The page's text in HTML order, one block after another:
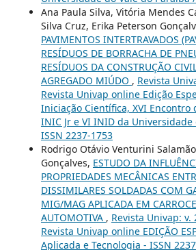
Ana Paula Silva, Vitória Mendes
Silva Cruz, Erika Peterson
PAVIMENTOS INTERTRAVADOS
RESÍDUOS DE BORRACHA DE
RESÍDUOS DA CONSTRUÇÃO
AGREGADO MIÚDO , Revista
Revista Univap online Edição
Iniciação Científica, XVI Encontro
INIC Jr e VI INID da
ISSN 2237-1753
Rodrigo Otávio Venturini
Gonçalves, ESTUDO DA
PROPRIEDADES MECÂNICAS
DISSIMILARES SOLDADAS COM
MIG/MAG APLICADA EM
AUTOMOTIVA , Revista Univap: v.
Revista Univap online EDIÇÃO
Aplicada e Tecnologia - ISSN